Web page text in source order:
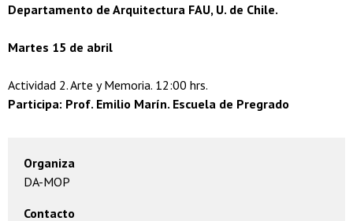
Departamento de Arquitectura FAU, U. de Chile.
Martes 15 de abril
Actividad 2. Arte y Memoria. 12:00 hrs.
Participa: Prof. Emilio Marín. Escuela de Pregrado
Organiza
DA-MOP
Contacto